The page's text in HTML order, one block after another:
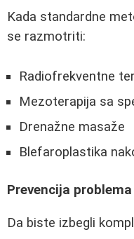
Kada standardne
se razmotriti:
Radiofrekventne
Mezoterapija sa
Drenažne masaže
Blefaroplastika
Prevencija problema
Da biste izbegli